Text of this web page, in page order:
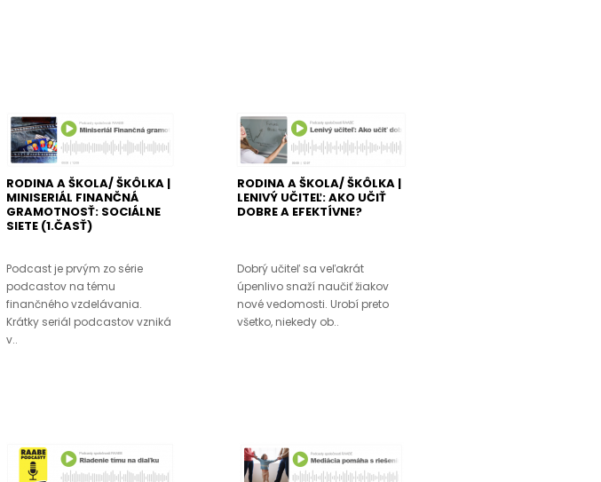
RODINA A ŠKOLA/ ŠKÔLKA |
MINISERIÁL FINANČNÁ
GRAMOTNOSŤ: SOCIÁLNE
SIETE (1.ČASŤ)
Podcast je prvým zo série
podcastov na tému
finančného vzdelávania.
Krátky seriál podcastov vzniká
v..
RODINA A ŠKOLA/ ŠKÔLKA |
LENIVÝ UČITEĽ: AKO UČIŤ
DOBRE A EFEKTÍVNE?
Dobrý učiteľ sa veľakrát
úpenlivo snaží naučiť žiakov
nové vedomosti. Urobí preto
všetko, niekedy ob..